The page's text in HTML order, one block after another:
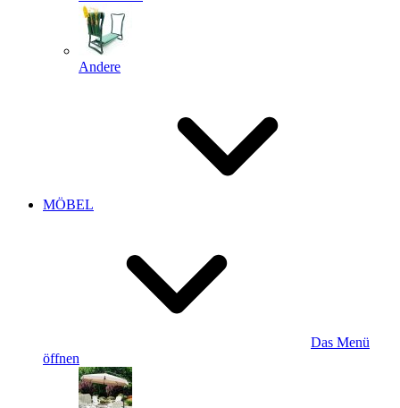
Andere
MÖBEL
Das Menü
öffnen